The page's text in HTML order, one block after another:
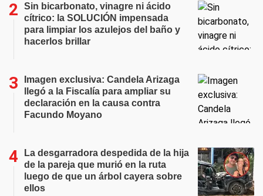
Sin bicarbonato, vinagre ni ácido
cítrico: la SOLUCIÓN impensada
para limpiar los azulejos del baño y
hacerlos brillar
Imagen exclusiva: Candela Arizaga
llegó a la Fiscalía para ampliar su
declaración en la causa contra
Facundo Moyano
La desgarradora despedida de la hija
de la pareja que murió en la ruta
luego de que un árbol cayera sobre
ellos